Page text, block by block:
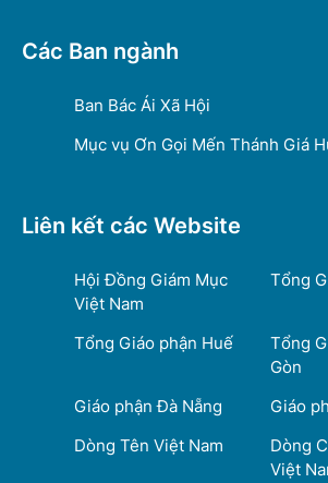
Các Ban ngành
Ban Bác Ái Xã Hội
Mục vụ Ơn Gọi Mến Thánh Giá
Liên kết các Website
Hội Đồng Giám Mục
Việt Nam
Tổng
Tổng Giáo phận Huế
Tổng
Gòn
Giáo phận Đà Nẵng
Giáo
Dòng Tên Việt Nam
Dòng
Việt